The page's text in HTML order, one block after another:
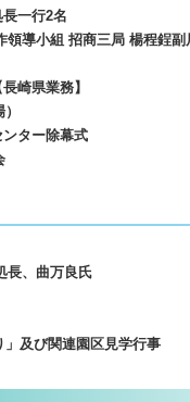
一行2名
導小組 招商三局 楊程鋥副
崎県業務】
ター除幕式
長、曲万良氏
及び関連園区見学行事